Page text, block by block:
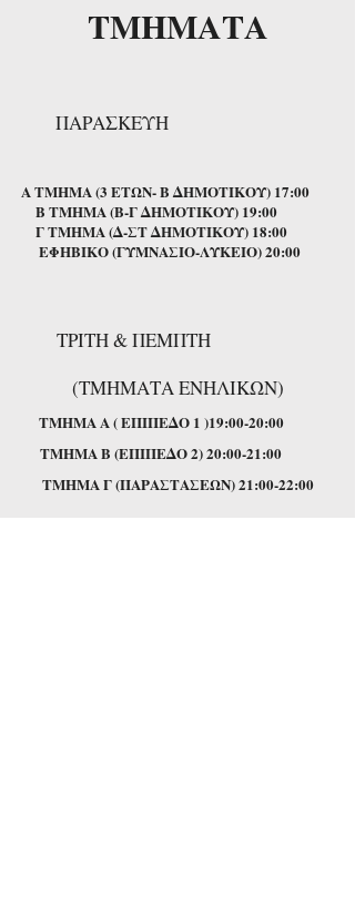
ΤΜΗΜΑΤΑ
ΠΑΡΑΣΚΕΥΗ
Α ΤΜΗΜΑ (3 ΕΤΩΝ- Β ΔΗΜΟΤΙΚΟΥ) 17:00
Β ΤΜΗΜΑ (Β-Γ ΔΗΜΟΤΙΚΟΥ) 19:00
Γ ΤΜΗΜΑ (Δ-ΣΤ ΔΗΜΟΤΙΚΟΥ) 18:00
ΕΦΗΒΙΚΟ (ΓΥΜΝΑΣΙΟ-ΛΥΚΕΙΟ) 20:00
ΤΡΙΤΗ & ΠΕΜΠΤΗ
(ΤΜΗΜΑΤΑ ΕΝΗΛΙΚΩΝ)
TΜΗΜΑ Α ( ΕΠΙΠΕΔΟ 1 )19:00-20:00
TΜΗΜΑ Β (ΕΠΙΠΕΔΟ 2) 20:00-21:00
TΜΗΜΑ Γ (ΠΑΡΑΣΤΑΣΕΩΝ) 21:00-22:00